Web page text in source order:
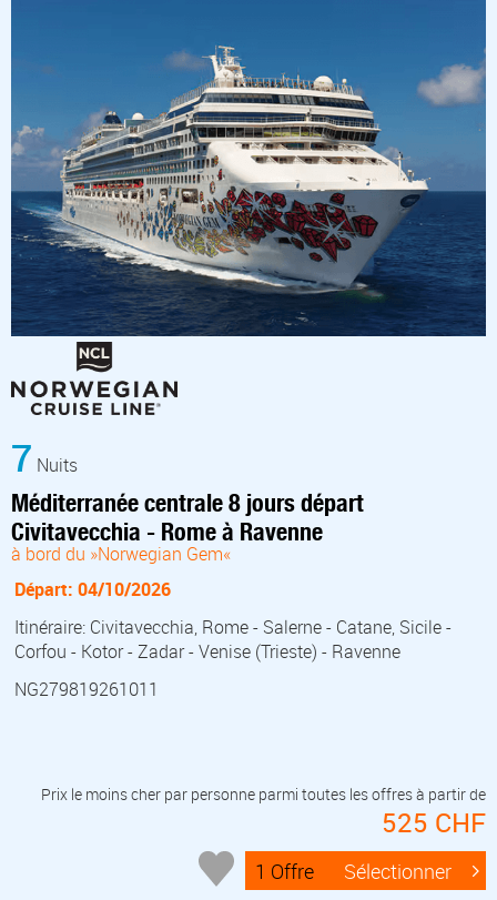
7 Nuits
Méditerranée centrale 8 jours départ
Civitavecchia - Rome à Ravenne
à bord du »Norwegian Gem«
Départ: 04/10/2026
Itinéraire: Civitavecchia, Rome - Salerne - Catane, Sicile -
Corfou - Kotor - Zadar - Venise (Trieste) - Ravenne
NG279819261011
Prix le moins cher par personne parmi toutes les offres à partir de
525 CHF
1 Offre Sélectionner